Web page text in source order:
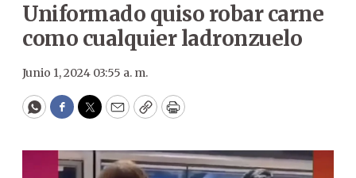
Uniformado quiso robar carne
como cualquier ladronzuelo
Junio 1, 2024 03:55 a. m.
WhatsApp
Facebook
Twitter
EmailCopyPrint